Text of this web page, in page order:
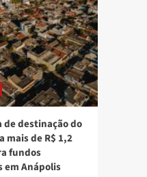
de destinação do
mais de R$ 1,2
fundos
em Anápolis